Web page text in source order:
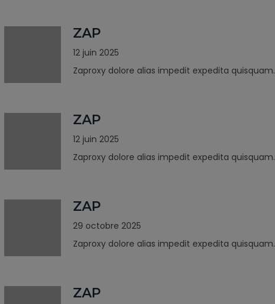
ZAP
12 juin 2025
Zaproxy dolore alias impedit expedita quisquam.
ZAP
12 juin 2025
Zaproxy dolore alias impedit expedita quisquam.
ZAP
29 octobre 2025
Zaproxy dolore alias impedit expedita quisquam.
ZAP